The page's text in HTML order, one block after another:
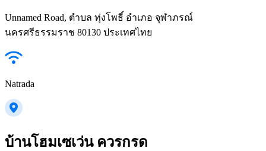
Unnamed Road, ตำบล ทุ่งโพธิ์ อำเภอ จุฬาภรณ์
นครศรีธรรมราช 80130 ประเทศไทย
Natrada
บ้านโฮมเซเว่น ควรกรด